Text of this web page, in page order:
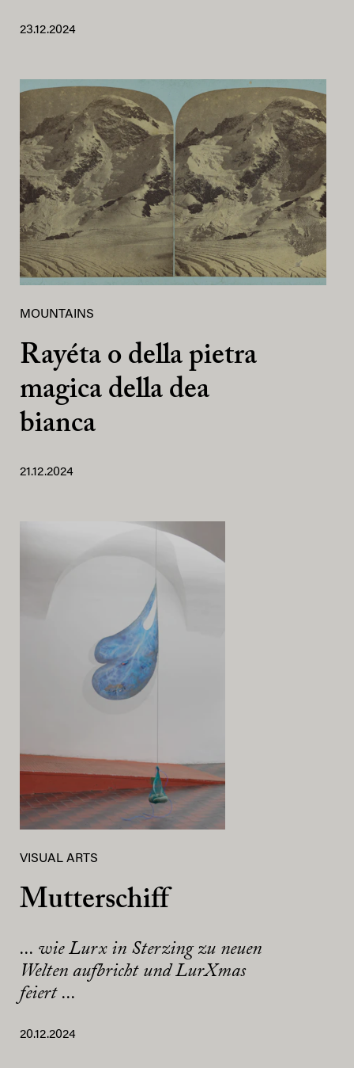
23.12.2024
MOUNTAINS
Rayéta o della pietra
magica della dea
bianca
21.12.2024
VISUAL ARTS
Mutterschiff
... wie Lurx in Sterzing zu neuen
Welten aufbricht und LurXmas
feiert ...
20.12.2024